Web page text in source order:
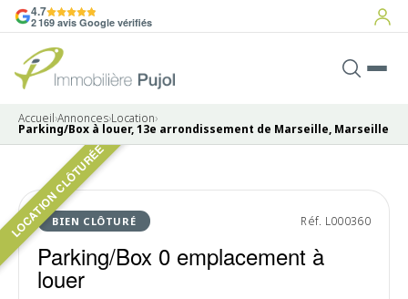
4.7
2 169 avis Google vérifiés
Accueil›Annonces›Location›
Parking/Box à louer, 13e arrondissement de Marseille, Marseille
LOCATION CLÔTURÉE
BIEN CLÔTURÉ Réf. L000360
Parking/Box 0 emplacement à
louer
Pas de photo disponible
LOUÉ